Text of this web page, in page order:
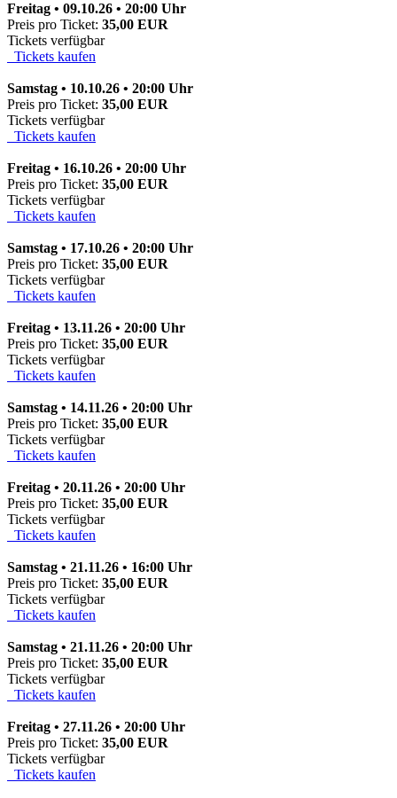
Freitag • 09.10.26 • 20:00 Uhr
Preis pro Ticket: 35,00 EUR
Tickets verfügbar
Tickets kaufen
Samstag • 10.10.26 • 20:00 Uhr
Preis pro Ticket: 35,00 EUR
Tickets verfügbar
Tickets kaufen
Freitag • 16.10.26 • 20:00 Uhr
Preis pro Ticket: 35,00 EUR
Tickets verfügbar
Tickets kaufen
Samstag • 17.10.26 • 20:00 Uhr
Preis pro Ticket: 35,00 EUR
Tickets verfügbar
Tickets kaufen
Freitag • 13.11.26 • 20:00 Uhr
Preis pro Ticket: 35,00 EUR
Tickets verfügbar
Tickets kaufen
Samstag • 14.11.26 • 20:00 Uhr
Preis pro Ticket: 35,00 EUR
Tickets verfügbar
Tickets kaufen
Freitag • 20.11.26 • 20:00 Uhr
Preis pro Ticket: 35,00 EUR
Tickets verfügbar
Tickets kaufen
Samstag • 21.11.26 • 16:00 Uhr
Preis pro Ticket: 35,00 EUR
Tickets verfügbar
Tickets kaufen
Samstag • 21.11.26 • 20:00 Uhr
Preis pro Ticket: 35,00 EUR
Tickets verfügbar
Tickets kaufen
Freitag • 27.11.26 • 20:00 Uhr
Preis pro Ticket: 35,00 EUR
Tickets verfügbar
Tickets kaufen